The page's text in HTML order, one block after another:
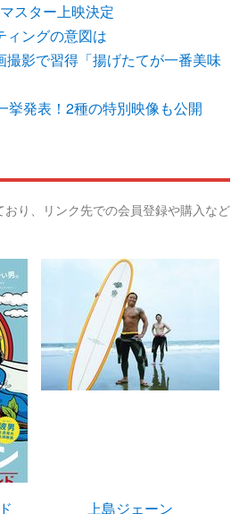
スター上映決定
ィングの意図は
影で習得「揚げたてが一番美味
挙発表！2種の特別映像も公開
り、リンク先での会員登録や購入など
上島ジェーン